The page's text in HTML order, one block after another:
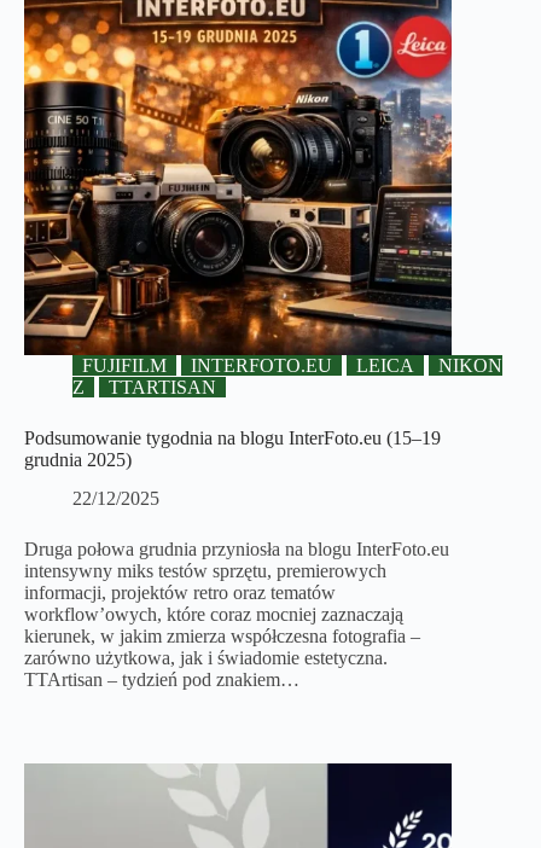
FUJIFILM INTERFOTO.EU LEICA
NIKON
Z
TTARTISAN
Podsumowanie tygodnia na blogu InterFoto.eu (15–19
grudnia 2025)
22/12/2025
Druga połowa grudnia przyniosła na blogu InterFoto.eu
intensywny miks testów sprzętu, premierowych
informacji, projektów retro oraz tematów
workflow’owych, które coraz mocniej zaznaczają
kierunek, w jakim zmierza współczesna fotografia –
zarówno użytkowa, jak i świadomie estetyczna.
TTArtisan – tydzień pod znakiem…